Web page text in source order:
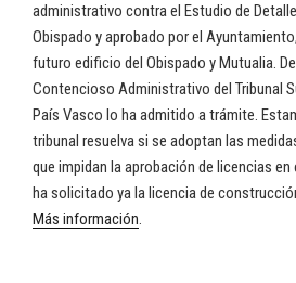
administrativo contra el Estudio de
Obispado y aprobado por el
futuro edificio del Obispado y Mutualia.
Contencioso Administrativo del Tribunal
País Vasco lo ha admitido a trámite.
tribunal resuelva si se adoptan las
que impidan la aprobación de licencias
ha solicitado ya la licencia de
Más información.